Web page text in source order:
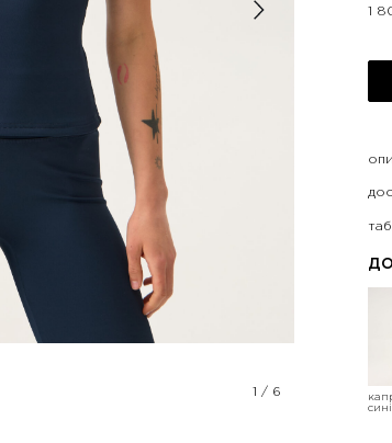
1 / 6
1
сині